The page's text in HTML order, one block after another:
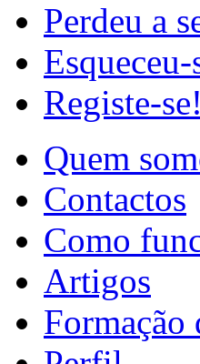
Perdeu a
Registe-se!
Quem
Contactos
Como
Artigos
Formação